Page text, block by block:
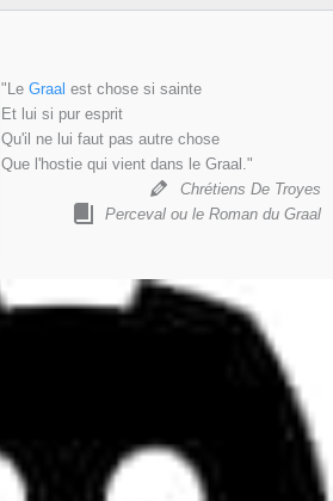
"Le Graal est chose si sainte
Et lui si pur esprit
Qu'il ne lui faut pas autre chose
Que l'hostie qui vient dans le Graal."
Chrétiens De Troyes
Perceval ou le Roman du Graal